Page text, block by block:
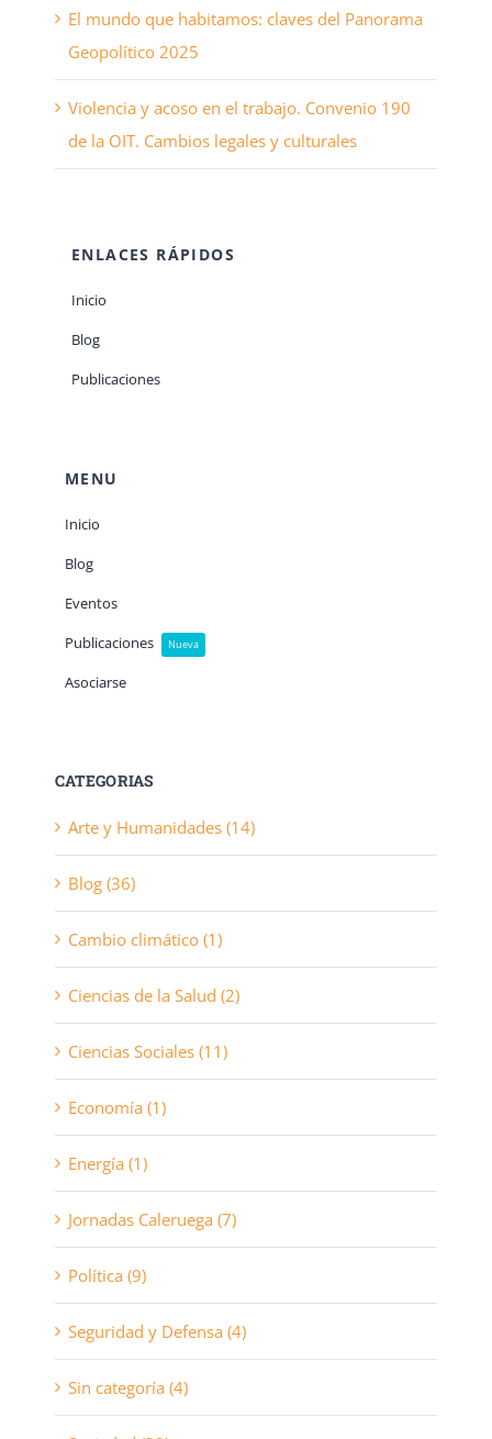
El mundo que habitamos: claves del Panorama
Geopolítico 2025
Violencia y acoso en el trabajo. Convenio 190
de la OIT. Cambios legales y culturales
ENLACES RÁPIDOS
Inicio
Blog
Publicaciones
MENU
Inicio
Blog
Eventos
Publicaciones
Nueva
Asociarse
CATEGORIAS
Arte y Humanidades (14)
Blog (36)
Cambio climático (1)
Ciencias de la Salud (2)
Ciencias Sociales (11)
Economía (1)
Energía (1)
Jornadas Caleruega (7)
Política (9)
Seguridad y Defensa (4)
Sin categoría (4)